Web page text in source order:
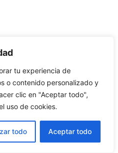
tu experiencia de
o contenido personalizado y
clic en "Aceptar todo",
uso de cookies.
todo Aceptar todo